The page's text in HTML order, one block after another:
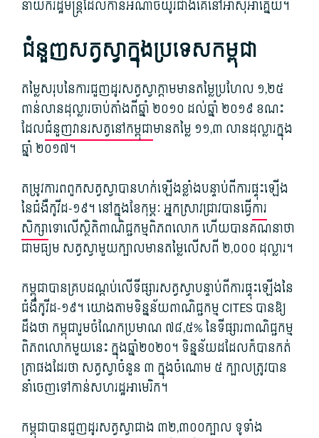
នាយករដ្ឋមន្ត្រីដែលកាន់អំណាចយូរជាងគេនៅអាស៊ីអាគ្នេយ៍។
ជំនួញសត្វស្វាក្នុងប្រទេសកម្ពុជា
តម្លៃសរុបនៃការជួញដូរសត្វស្វាក្តាមមានតម្លៃប្រហែល ១,២៥
ពាន់លានដុល្លារចាប់តាំងពីឆ្នាំ ២០១០ ដល់ឆ្នាំ ២០១៩ ខណះ
ដែលជំនួញវានរសត្វនៅកម្ពុជាមានតម្លៃ ១១,៣ លានដុល្លារក្នុង
ឆ្នាំ ២០១៧។
តម្រូវការ​ពពួកសត្វ​ស្វាបាន​ហក់​ឡើង​ខ្លាំង​បន្ទាប់​ពី​ការ​ផ្ទុះ​ឡើង​
នៃ​ជំងឺ​កូវីដ-១៩។ នៅក្នុងខែកុម្ភៈ អ្នកស្រាវជ្រាវបានធ្វើការ
សិក្សាទោលើស្ថិតិពាណិជ្ជកម្មពិភពលោក ហើយបានគណនាថា
ជាមធ្យម សត្វស្វាមួយក្បាលមានតម្លៃលើសពី ២,០០០ ដុល្លារ។
កម្ពុជា​បាន​គ្រប​ដណ្តប់​លើ​ទីផ្សារ​សត្វស្វា​បន្ទាប់​ពី​ការ​ផ្ទុះ​ឡើង​នៃ​
ជំងឺ​កូវីដ-១៩។ យោងតាមទិន្នន័យពាណិជ្ជកម្ម CITES បានឱ្យ
ដឹងថា កម្ពុជារួមចំណែកប្រមាណ ៧៨,៥% នៃទីផ្សារពាណិជ្ជកម្ម
ពិភពលោកមួយនេះ ក្នុងឆ្នាំ២០២០។ ទិន្នន័យដដែលក៏បានកត់
ត្រាផងដែរថា សត្វស្វាចំនួន ៣ ក្នុងចំណោម ៥ ក្បាលត្រូវបាន
នាំចេញទៅកាន់សហរដ្ឋអាមេរិក។
កម្ពុជា​បាន​ជួញ​ដូរ​សត្វ​ស្វា​ជាង ​៣២,៣០០​ក្បាល ​​ទូទាំង​